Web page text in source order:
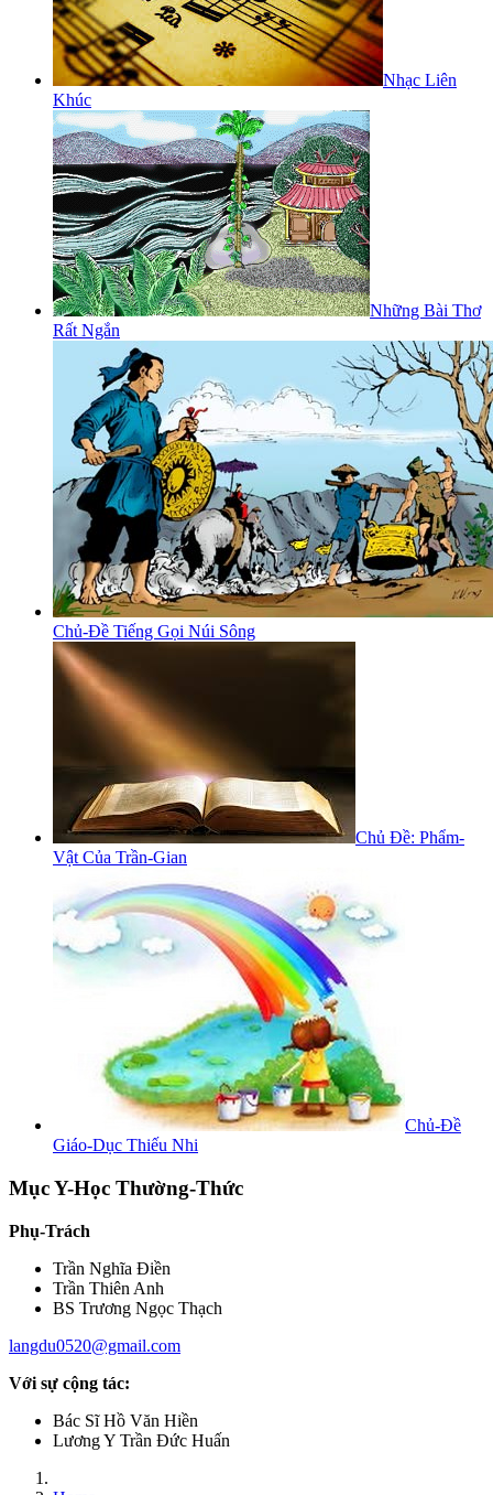
Nhạc Liên
Khúc
Những Bài Thơ
Rất Ngắn
Chủ-Đề Tiếng Gọi Núi Sông
Chủ Đề: Phẩm-
Vật Của Trần-Gian
Chủ-Đề
Giáo-Dục Thiếu Nhi
Mục Y-Học Thường-Thức
Phụ-Trách
Trần Nghĩa Điền
Trần Thiên Anh
BS Trương Ngọc Thạch
langdu0520@gmail.com
Với sự cộng tác:
Bác Sĩ Hồ Văn Hiền
Lương Y Trần Đức Huấn